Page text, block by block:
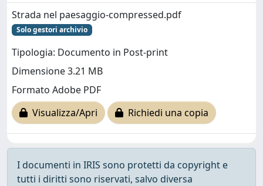
Strada nel paesaggio-compressed.pdf
Solo gestori archivio
Tipologia: Documento in Post-print
Dimensione 3.21 MB
Formato Adobe PDF
Visualizza/Apri
Richiedi una copia
I documenti in IRIS sono protetti da copyright e
tutti i diritti sono riservati, salvo diversa